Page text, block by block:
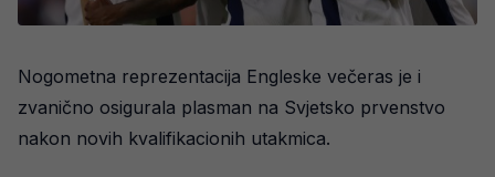
Nogometna reprezentacija Engleske večeras je i
zvanično osigurala plasman na Svjetsko prvenstvo
nakon novih kvalifikacionih utakmica.